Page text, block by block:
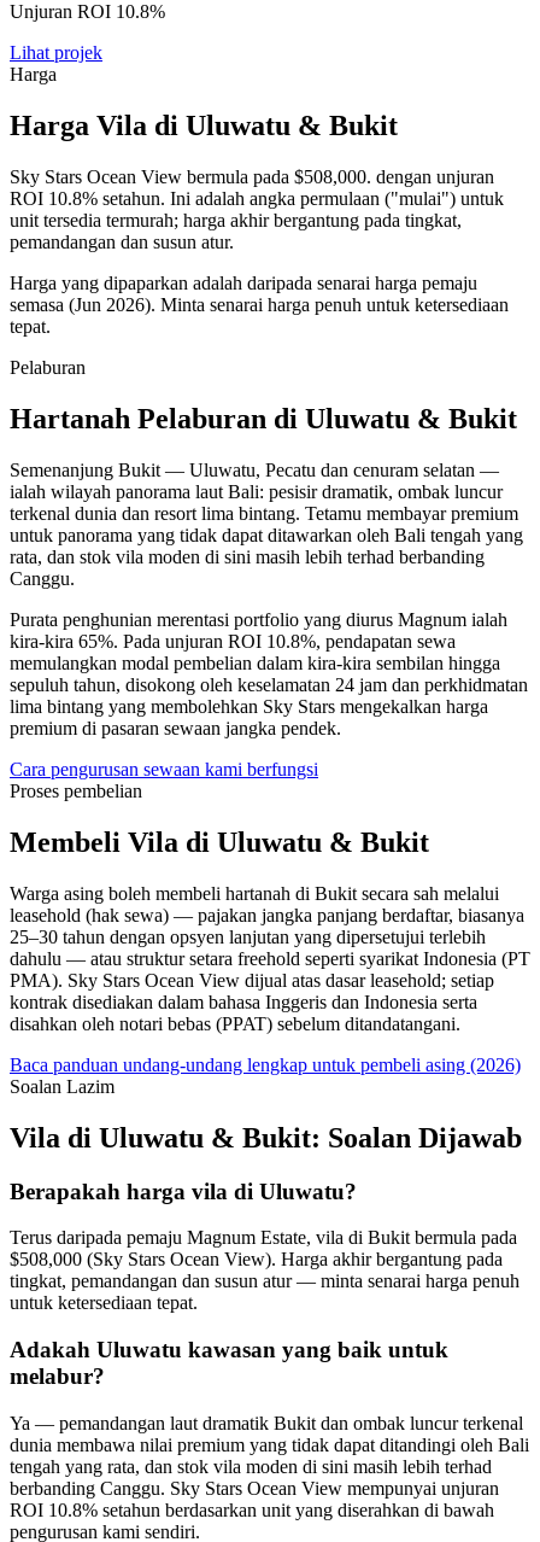
Unjuran ROI 10.8%
Lihat projek
Harga
Harga Vila di Uluwatu & Bukit
Sky Stars Ocean View bermula pada $508,000. dengan unjuran
ROI 10.8% setahun. Ini adalah angka permulaan ("mulai") untuk
unit tersedia termurah; harga akhir bergantung pada tingkat,
pemandangan dan susun atur.
Harga yang dipaparkan adalah daripada senarai harga pemaju
semasa (Jun 2026). Minta senarai harga penuh untuk ketersediaan
tepat.
Pelaburan
Hartanah Pelaburan di Uluwatu & Bukit
Semenanjung Bukit — Uluwatu, Pecatu dan cenuram selatan —
ialah wilayah panorama laut Bali: pesisir dramatik, ombak luncur
terkenal dunia dan resort lima bintang. Tetamu membayar premium
untuk panorama yang tidak dapat ditawarkan oleh Bali tengah yang
rata, dan stok vila moden di sini masih lebih terhad berbanding
Canggu.
Purata penghunian merentasi portfolio yang diurus Magnum ialah
kira-kira 65%. Pada unjuran ROI 10.8%, pendapatan sewa
memulangkan modal pembelian dalam kira-kira sembilan hingga
sepuluh tahun, disokong oleh keselamatan 24 jam dan perkhidmatan
lima bintang yang membolehkan Sky Stars mengekalkan harga
premium di pasaran sewaan jangka pendek.
Cara pengurusan sewaan kami berfungsi
Proses pembelian
Membeli Vila di Uluwatu & Bukit
Warga asing boleh membeli hartanah di Bukit secara sah melalui
leasehold (hak sewa) — pajakan jangka panjang berdaftar, biasanya
25–30 tahun dengan opsyen lanjutan yang dipersetujui terlebih
dahulu — atau struktur setara freehold seperti syarikat Indonesia (PT
PMA). Sky Stars Ocean View dijual atas dasar leasehold; setiap
kontrak disediakan dalam bahasa Inggeris dan Indonesia serta
disahkan oleh notari bebas (PPAT) sebelum ditandatangani.
Baca panduan undang-undang lengkap untuk pembeli asing (2026)
Soalan Lazim
Vila di Uluwatu & Bukit: Soalan Dijawab
Berapakah harga vila di Uluwatu?
Terus daripada pemaju Magnum Estate, vila di Bukit bermula pada
$508,000 (Sky Stars Ocean View). Harga akhir bergantung pada
tingkat, pemandangan dan susun atur — minta senarai harga penuh
untuk ketersediaan tepat.
Adakah Uluwatu kawasan yang baik untuk
melabur?
Ya — pemandangan laut dramatik Bukit dan ombak luncur terkenal
dunia membawa nilai premium yang tidak dapat ditandingi oleh Bali
tengah yang rata, dan stok vila moden di sini masih lebih terhad
berbanding Canggu. Sky Stars Ocean View mempunyai unjuran
ROI 10.8% setahun berdasarkan unit yang diserahkan di bawah
pengurusan kami sendiri.